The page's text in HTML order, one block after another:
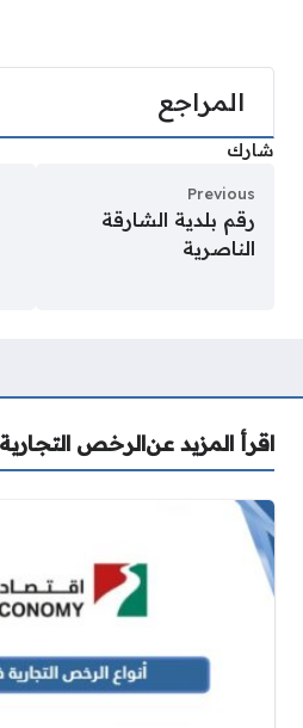
المراجع
شارك
Previous
رقم بلدية الشارقة
الناصرية
اقرأ المزيد عنالرخص